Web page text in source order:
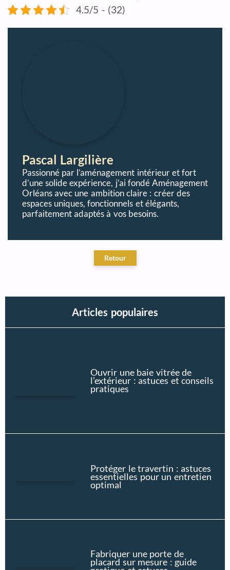
4.5/5 - (32)
Pascal Largilière
Passionné par l’aménagement intérieur et fort
d’une solide expérience, j’ai fondé Aménagement
Orléans avec une ambition claire : créer des
espaces uniques, fonctionnels et élégants,
parfaitement adaptés à vos besoins.
Articles populaires
Ouvrir une baie vitrée de
l’extérieur : astuces et conseils
pratiques
Protéger le travertin : astuces
essentielles pour un entretien
optimal
Fabriquer une porte de
placard sur mesure : guide